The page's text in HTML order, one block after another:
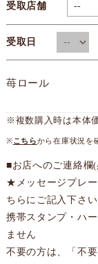
受取店舗
受取日
苺ロール
※複数購入時は本体
※こちらから在庫状況を
■お店へのご連絡欄(
★メッセージプレー
ちらにご記入下さい
携帯スタンプ・ハ
ません
不要の方は、「不